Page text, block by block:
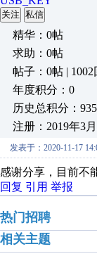
关注 私信
精华：0帖
求助：0帖
帖子：0帖 | 1002
年度积分：0
历史总积分：935
注册：2019年3月
发表于：2020-11-17
感谢分享，目前不
回复 引用 举报
热门招聘
相关主题